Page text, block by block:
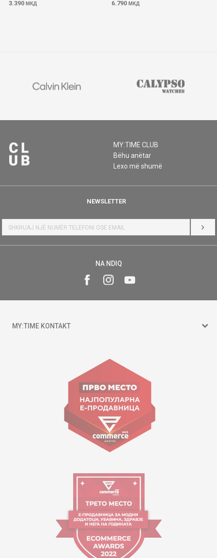
3.390 МКД 6.790 МКД
MY:TIME CLUB
Bëhu anëtar
Lexo më shumë
NEWSLETTER
HYR
NA NDIQ
MY:TIME KONTAKT
Goce Nikolovski 74 Shkup
contact@mytime.mk
Orari i punës:
09:00 - 17:00